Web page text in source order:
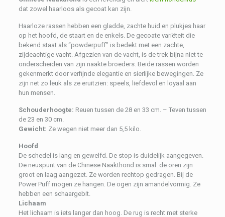
dat zowel haarloos als gecoat kan zijn.
Haarloze rassen hebben een gladde, zachte huid en plukjes haar
op het hoofd, de staart en de enkels. De gecoate variëteit die
bekend staat als “powderpuff” is bedekt met een zachte,
zijdeachtige vacht. Afgezien van de vacht, is de trek bijna niet te
onderscheiden van zijn naakte broeders. Beide rassen worden
gekenmerkt door verfijnde elegantie en sierlijke bewegingen. Ze
zijn net zo leuk als ze eruitzien: speels, liefdevol en loyaal aan
hun mensen.
Schouderhoogte: Reuen tussen de 28 en 33 cm. – Teven tussen
de 23 en 30 cm.
Gewicht: Ze wegen niet meer dan 5,5 kilo.
Hoofd
De schedel is lang en gewelfd. De stop is duidelijk aangegeven.
De neuspunt van de Chinese Naakthond is smal. de oren zijn
groot en laag aangezet. Ze worden rechtop gedragen. Bij de
Power Puff mogen ze hangen. De ogen zijn amandelvormig. Ze
hebben een schaargebit.
Lichaam
Het lichaam is iets langer dan hoog. De rug is recht met sterke